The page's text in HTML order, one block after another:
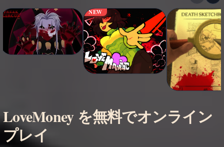
NEW
LoveMoney を無料でオンライン
プレイ